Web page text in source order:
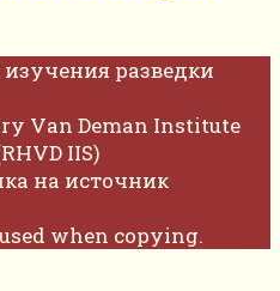
разведки
Van Deman Institute
IIS)
на источник
when copying.